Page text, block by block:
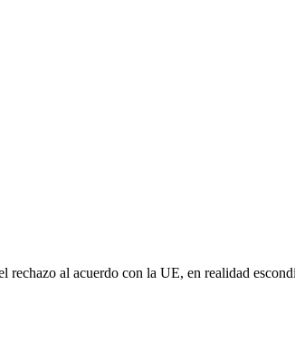
al acuerdo con la UE, en realidad